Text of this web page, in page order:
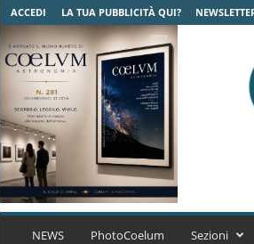
ACCEDI LA TUA PUBBLICITÀ QUI?
C
NEWS PhotoCoelum Sezioni